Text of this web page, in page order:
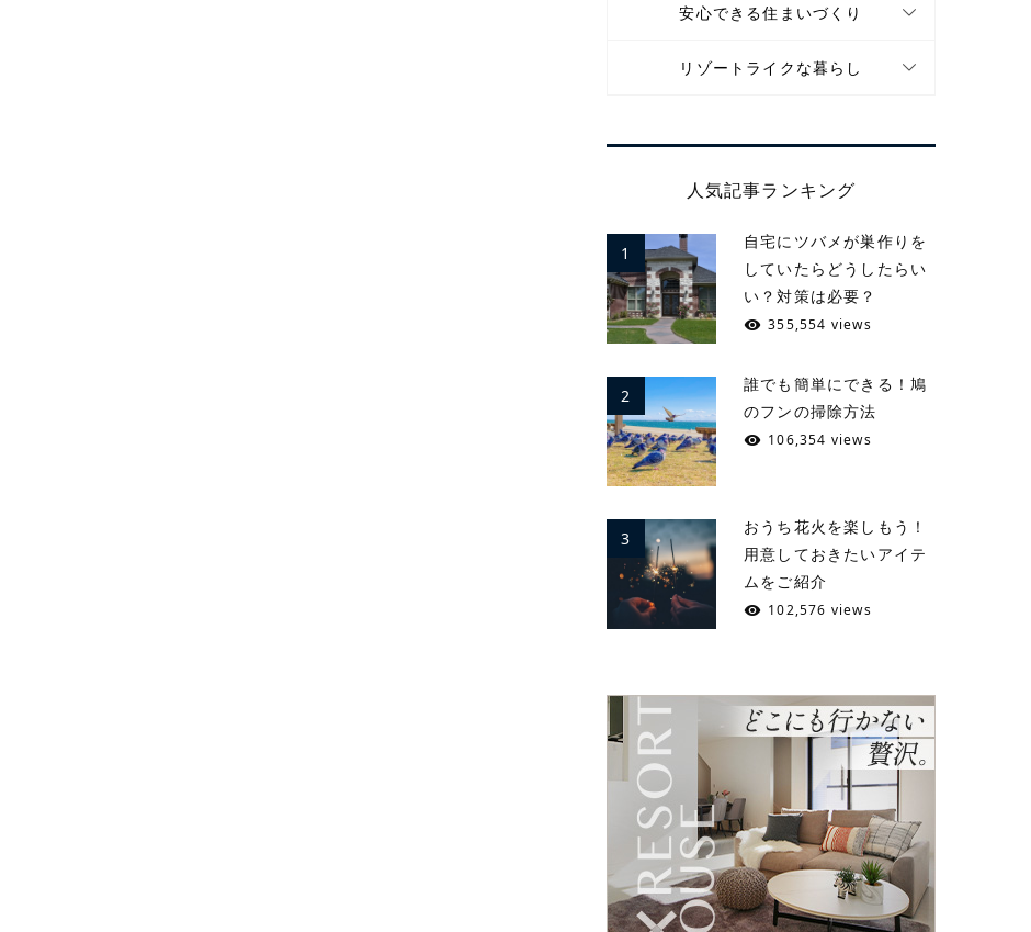
安心できる住まいづくり
リゾートライクな暮らし
人気記事ランキング
1
自宅にツバメが巣作りを
していたらどうしたらい
い？対策は必要？
355,554 views
2
誰でも簡単にできる！鳩
のフンの掃除方法
106,354 views
3
おうち花火を楽しもう！
用意しておきたいアイテ
ムをご紹介
102,576 views